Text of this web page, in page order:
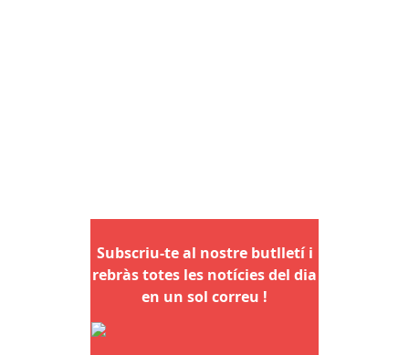
Subscriu-te al nostre butlletí i
rebràs totes les notícies del dia
en un sol correu !